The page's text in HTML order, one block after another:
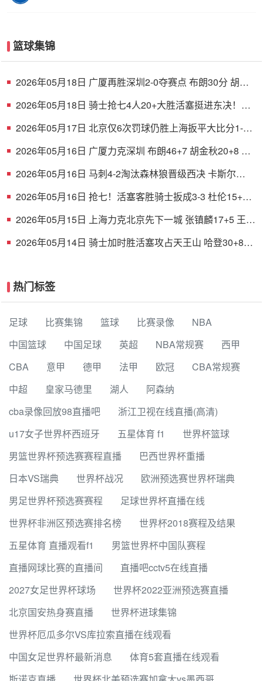
篮球集锦
2026年05月18日 广厦再胜深圳2-0夺赛点 布朗30分 胡金
2026年05月18日 骑士抢七4人20+大胜活塞挺进东决！米
2026年05月17日 北京仅6次罚球仍胜上海扳平大比分1-1
2026年05月16日 广厦力克深圳 布朗46+7 胡金秋20+8 孙
2026年05月16日 马刺4-2淘汰森林狼晋级西决 卡斯尔
2026年05月16日 抢七！活塞客胜骑士扳成3-3 杜伦15+11
2026年05月15日 上海力克北京先下一城 张镇麟17+5 王哲
2026年05月14日 骑士加时胜活塞攻占天王山 哈登30+8+6
热门标签
足球 比赛集锦 篮球 比赛录像
NBA
中国篮球
中国足球 英超 NBA常规赛
西甲
CBA
意甲 德甲 法甲 欧冠
CBA常规赛
中超
皇家马德里 湖人
阿森纳
cba录像回放98直播吧
浙江卫视在线直播(高清)
u17女子世界杯西班牙
五星体育 f1
世界杯篮球
男篮世界杯预选赛赛程直播
巴西世界杯重播
日本VS瑞典
世界杯战况
欧洲预选赛世界杯瑞典
男足世界杯预选赛赛程
足球世界杯直播在线
世界杯非洲区预选赛排名榜
世界杯2018赛程及结果
五星体育 直播观看f1
男篮世界杯中国队赛程
直播网球比赛的直播间
直播吧cctv5在线直播
2027女足世界杯球场
世界杯2022亚洲预选赛直播
北京国安热身赛直播
世界杯进球集锦
世界杯厄瓜多尔VS库拉索直播在线观看
中国女足世界杯最新消息
体育5套直播在线观看